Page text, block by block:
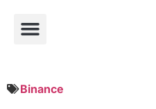
Binance